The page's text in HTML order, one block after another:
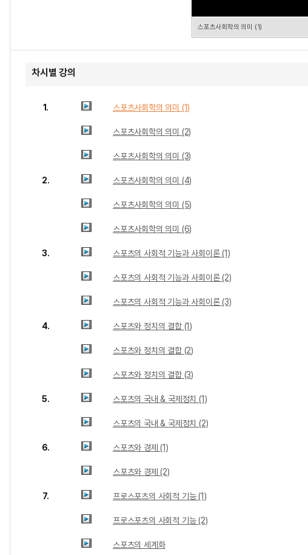
스포츠사회학의 의미 (1)
차시별 강의
1. 스포츠사회학의 의미 (1)
스포츠사회학의 의미 (2)
스포츠사회학의 의미 (3)
2. 스포츠사회학의 의미 (4)
스포츠사회학의 의미 (5)
스포츠사회학의 의미 (6)
3. 스포츠의 사회적 기능과 사회이론 (1)
스포츠의 사회적 기능과 사회이론 (2)
스포츠의 사회적 기능과 사회이론 (3)
4. 스포츠와 정치의 결합 (1)
스포츠와 정치의 결합 (2)
스포츠와 정치의 결합 (3)
5. 스포츠의 국내 & 국제정치 (1)
스포츠의 국내 & 국제정치 (2)
6. 스포츠와 경제 (1)
스포츠와 경제 (2)
7. 프로스포츠의 사회적 기능 (1)
프로스포츠의 사회적 기능 (2)
스포츠의 세계화